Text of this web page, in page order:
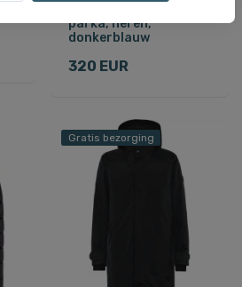
parka, heren,
donkerblauw
320 EUR
Gratis bezorging